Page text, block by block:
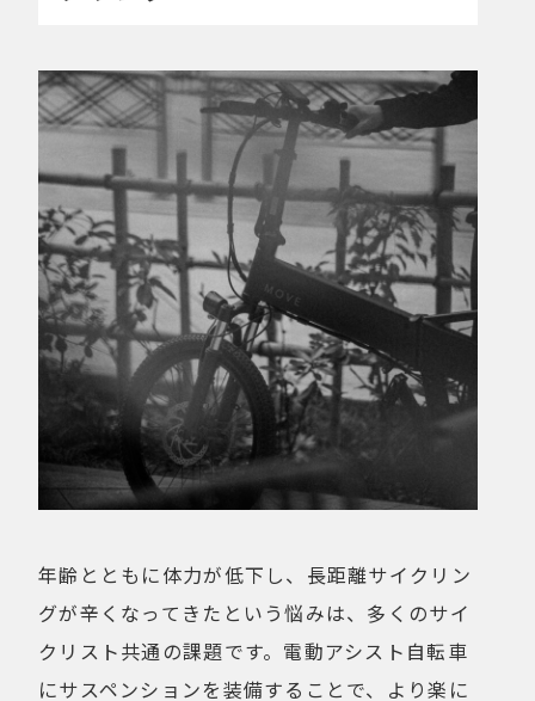
年齢とともに体力が低下し、長距離サイクリン
グが辛くなってきたという悩みは、多くのサイ
クリスト共通の課題です。電動アシスト自転車
にサスペンションを装備することで、より楽に